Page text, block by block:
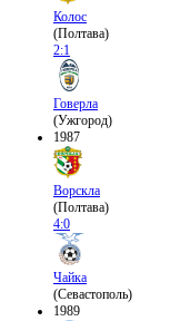
Колос
(Полтава)
2:1
Говерла
(Ужгород)
1987
Ворскла
(Полтава)
4:0
Чайка
(Севастополь)
1989